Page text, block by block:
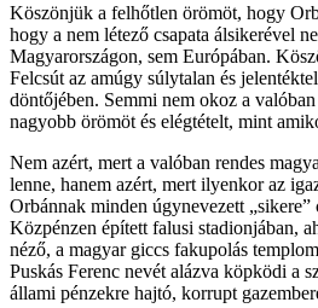
Köszönjük a felhőtlen örömöt, hogy
hogy a nem létező csapata álsikerével
Magyarországon, sem Európában.
Felcsút az amúgy súlytalan és
döntőjében. Semmi nem okoz a
nagyobb örömöt és elégtételt, mint
Nem azért, mert a valóban rendes
lenne, hanem azért, mert ilyenkor az
Orbánnak minden úgynevezett „sikere”
Közpénzen épített falusi stadionjában,
néző, a magyar giccs fakupolás
Puskás Ferenc nevét alázva köpködi a
állami pénzekre hajtó, korrupt